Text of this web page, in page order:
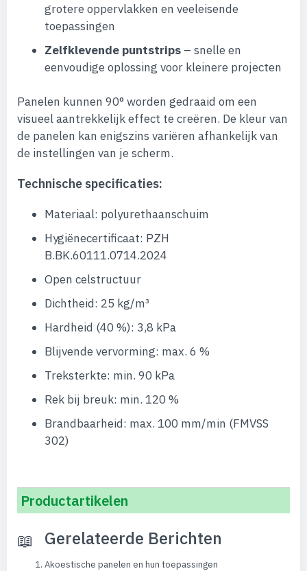
grotere oppervlakken en veeleisende
toepassingen
Zelfklevende puntstrips – snelle en
eenvoudige oplossing voor kleinere projecten
Panelen kunnen 90° worden gedraaid om een
visueel aantrekkelijk effect te creëren. De kleur van
de panelen kan enigszins variëren afhankelijk van
de instellingen van je scherm.
Technische specificaties:
Materiaal: polyurethaanschuim
Hygiënecertificaat: PZH
B.BK.60111.0714.2024
Open celstructuur
Dichtheid: 25 kg/m³
Hardheid (40 %): 3,8 kPa
Blijvende vervorming: max. 6 %
Treksterkte: min. 90 kPa
Rek bij breuk: min. 120 %
Brandbaarheid: max. 100 mm/min (FMVSS
302)
Productartikelen
Gerelateerde Berichten
Akoestische panelen en hun toepassingen